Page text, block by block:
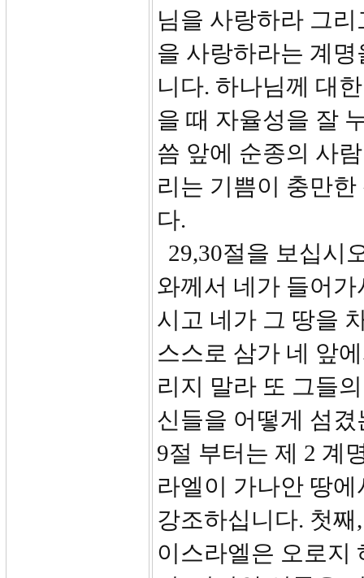
님을 사랑하라 그
을 사랑하라는 계
니다. 하나님께 대
을 때 자율성을 잘
씀 앞에 순종의 사
리는 기쁨이 충만
다.
29,30절을 보십시
와께서 네가 들어
시고 네가 그 땅을
스스로 삼가 네 앞
리지 말라 또 그들
신들을 어떻게 섬
9절 부터는 제 2 계
라엘이 가나안 땅
강조하십니다. 첫
이스라엘은 오로지